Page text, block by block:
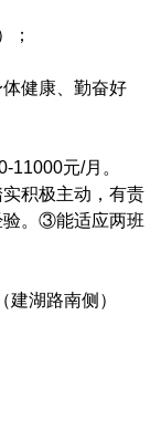
；
健康、勤奋好
11000元/月。
积极主动，有责
。③能适应两班
湖路南侧）